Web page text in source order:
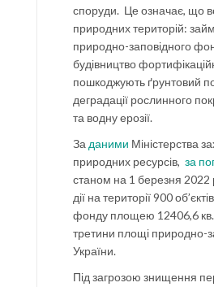
споруди. Це означає, що
природних територій:
природно-заповідного
будівництво
пошкоджують ґрунтовий
деградації рослинного
та водну ерозії.
За даними Міністерства
природних ресурсів, за
станом на 1 березня 2022
дії на території 900
фонду площею 12406,6
третини площі природно-
України.
Під загрозою знищення